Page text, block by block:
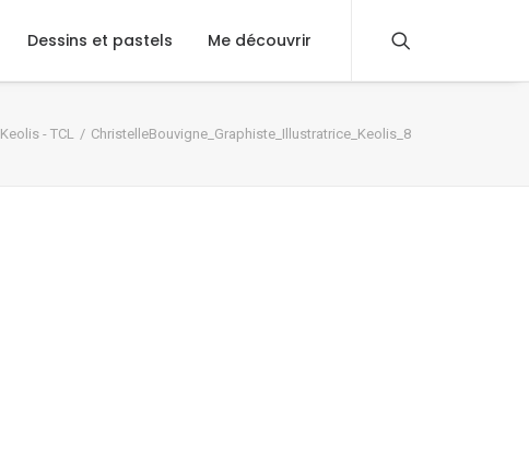
Dessins et pastels Me découvrir
Keolis - TCL ChristelleBouvigne_Graphiste_Illustratrice_Keolis_8